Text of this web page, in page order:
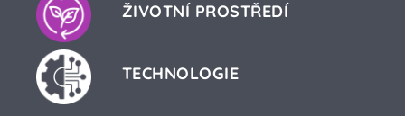
ŽIVOTNÍ PROSTŘEDÍ
TECHNOLOGIE